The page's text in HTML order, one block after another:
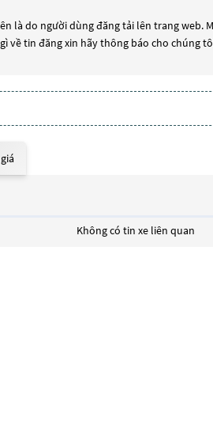
là do người dùng đăng tải lên trang
về tin đăng xin hãy thông báo cho chúng
Không có tin xe liên quan